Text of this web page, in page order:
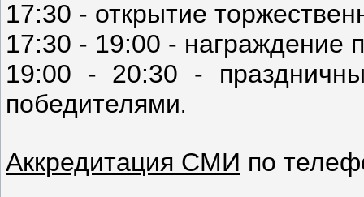
17:30 - открытие
17:30 - 19:00 - награждение
19:00 - 20:30 -
победителями.
Аккредитация СМИ по